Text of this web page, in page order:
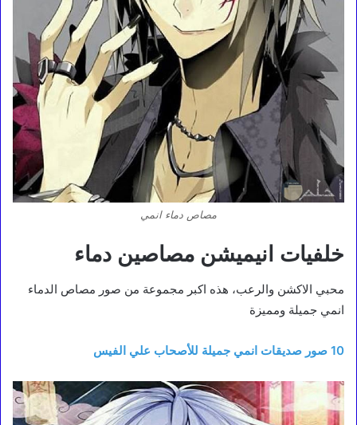
مصاص دماء انمي
خلفيات انيميشن مصاصين دماء
محبي الاكشن والرعب، هذه اكبر مجموعة من صور مصاص الدماء
انمي جميلة ومميزة
10 صور صديقات انمي جميلة للأصحاب علي الفيس